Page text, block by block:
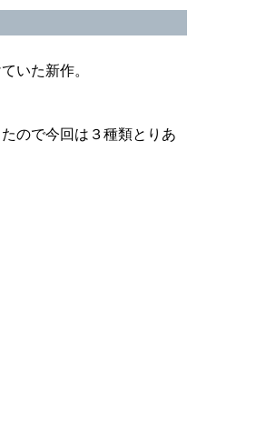
いた新作。
ので今回は３種類とりあ